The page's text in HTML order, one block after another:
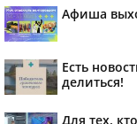
Афиша
Есть
делиться!
Для тех,